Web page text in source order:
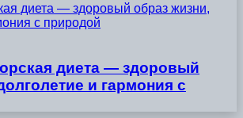
диета — здоровый образ жизни,
с природой
диета — здоровый
и гармония с